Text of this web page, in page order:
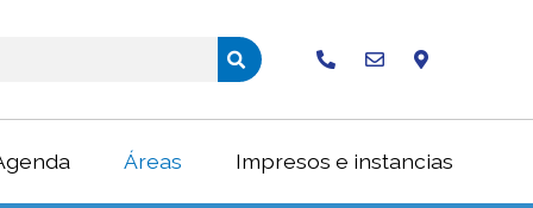
Áreas Impresos e instancias